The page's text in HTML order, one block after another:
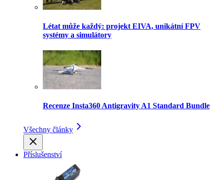
Létat může každý: projekt EIVA, unikátní FPV
systémy a simulátory
Recenze Insta360 Antigravity A1 Standard Bundle
Všechny články
Příslušenství